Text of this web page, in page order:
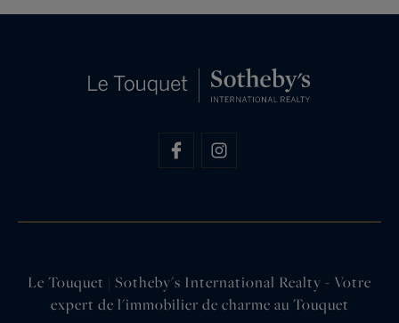
Le Touquet | Sotheby's International Realty - Votre
expert de l'immobilier de charme au Touquet